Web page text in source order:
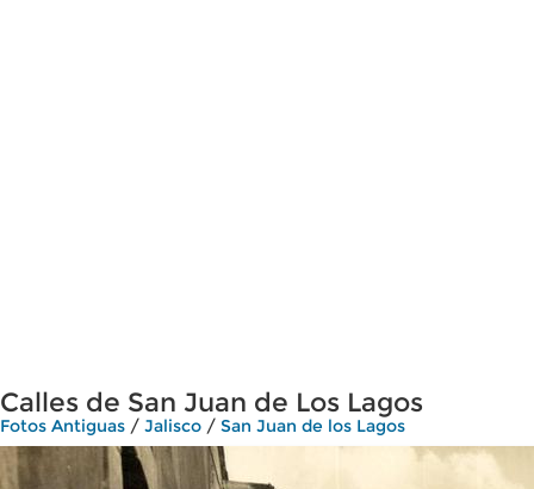
Calles de San Juan de Los Lagos
Fotos Antiguas / Jalisco / San Juan de los Lagos